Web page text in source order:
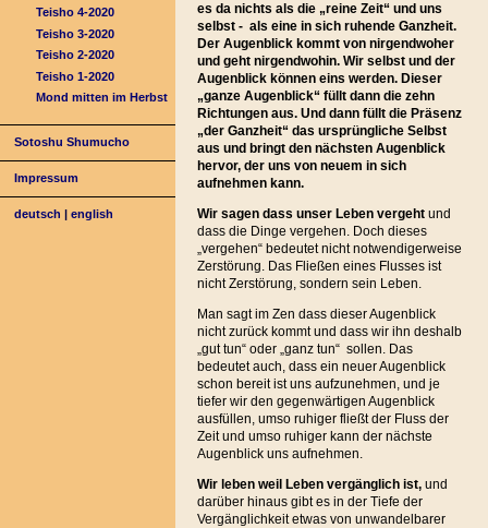
Teisho 4-2020
Teisho 3-2020
Teisho 2-2020
Teisho 1-2020
Mond mitten im Herbst
Sotoshu Shumucho
Impressum
deutsch |english
es da nichts als die „reine Zeit“ und uns
selbst - als eine in sich ruhende Ganzheit.
Der Augenblick kommt von nirgendwoher
und geht nirgendwohin. Wir selbst und der
Augenblick können eins werden. Dieser
„ganze Augenblick“ füllt dann die zehn
Richtungen aus. Und dann füllt die Präsenz
„der Ganzheit“ das ursprüngliche Selbst
aus und bringt den nächsten Augenblick
hervor, der uns von neuem in sich
aufnehmen kann.
Wir sagen dass unser Leben vergehtund
dass die Dinge vergehen. Doch dieses
„vergehen“ bedeutet nicht notwendigerweise
Zerstörung. Das Fließen eines Flusses ist
nicht Zerstörung, sondern sein Leben.
Man sagt im Zen dass dieser Augenblick
nicht zurück kommt und dass wir ihn deshalb
„gut tun“ oder „ganz tun“ sollen. Das
bedeutet auch, dass ein neuer Augenblick
schon bereit ist uns aufzunehmen, und je
tiefer wir den gegenwärtigen Augenblick
ausfüllen, umso ruhiger fließt der Fluss der
Zeit und umso ruhiger kann der nächste
Augenblick uns aufnehmen.
Wir leben weil Leben vergänglich ist, und
darüber hinaus gibt es in der Tiefe der
Vergänglichkeit etwas von unwandelbarer